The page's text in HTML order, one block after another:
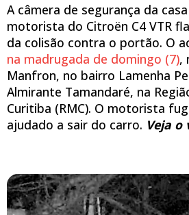
A câmera de segurança da
motorista do Citroën C4 VTR
da colisão contra o portão. O
na madrugada de domingo (7),
Manfron, no bairro Lamenha
Almirante Tamandaré, na
Curitiba (RMC). O motorista
ajudado a sair do carro. Veja o